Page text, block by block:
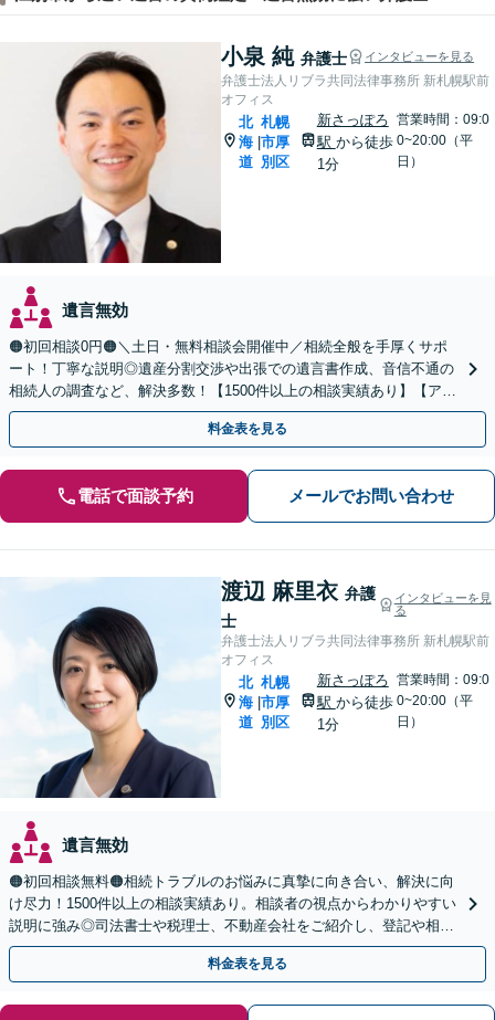
小泉 純 弁護士 インタビューを見る
弁護士法人リブラ共同法律事務所 新札幌駅前
オフィス
北
海
道
|
札幌
市厚
別区
新さっぽろ
駅 から徒歩
1分
営業時間：09:0
0~20:00（平
日）
遺言無効
🟠初回相談0円🟠＼土日・無料相談会開催中／相続全般を手厚くサポ
ート！丁寧な説明◎遺産分割交渉や出張での遺言書作成、音信不通の
相続人の調査など、解決多数！【1500件以上の相談実績あり】【アク
セス良好】【分かりやすい料金体系】
料金表を見る
電話で面談予約 メールでお問い合わせ
渡辺 麻里衣 弁護
士
インタビューを見
る
弁護士法人リブラ共同法律事務所 新札幌駅前
オフィス
北
海
道
|
札幌
市厚
別区
新さっぽろ
駅 から徒歩
1分
営業時間：09:0
0~20:00（平
日）
遺言無効
🟠初回相談無料🟠相続トラブルのお悩みに真摯に向き合い、解決に向
け尽力！1500件以上の相談実績あり。相談者の視点からわかりやすい
説明に強み◎司法書士や税理士、不動産会社をご紹介し、登記や相続
税の申告までワンストップで対応【夜間相談可】
料金表を見る